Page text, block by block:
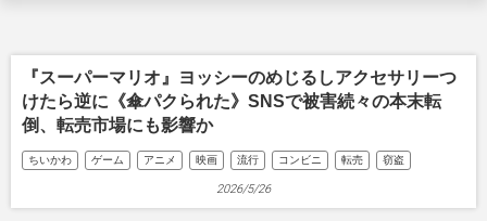
『スーパーマリオ』ヨッシーのめじるしアクセサリーつ
けたら逆に《傘パクられた》SNSで被害続々の本末転
倒、転売市場にも影響か
ちいかわ ゲーム アニメ 映画 流行 コンビニ 転売 窃盗
2026/5/26